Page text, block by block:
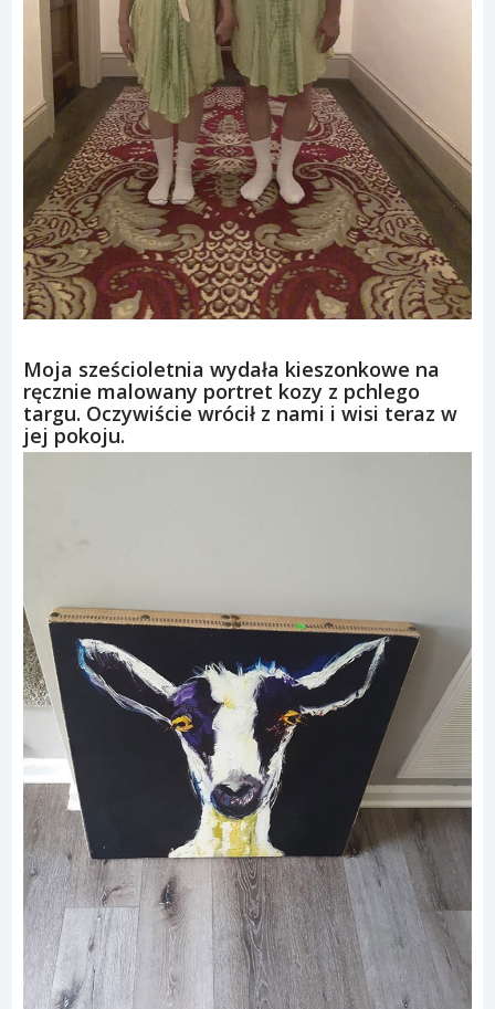
Moja sześcioletnia wydała kieszonkowe na
ręcznie malowany portret kozy z pchlego
targu. Oczywiście wrócił z nami i wisi teraz w
jej pokoju.